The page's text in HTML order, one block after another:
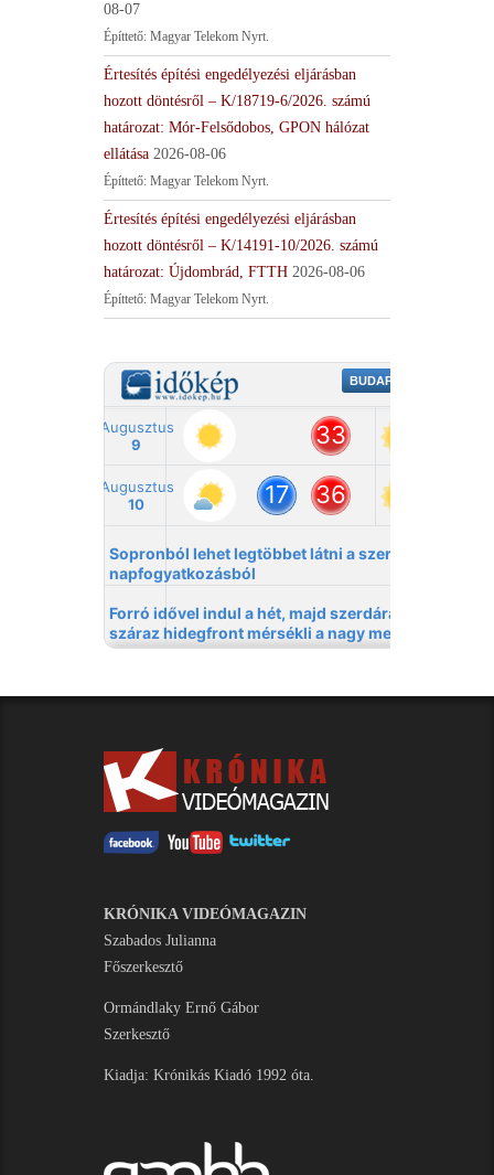
08-07
Építtető: Magyar Telekom Nyrt.
Értesítés építési engedélyezési eljárásban
hozott döntésről – K/18719-6/2026. számú
határozat: Mór-Felsődobos, GPON hálózat
ellátása 2026-08-06
Építtető: Magyar Telekom Nyrt.
Értesítés építési engedélyezési eljárásban
hozott döntésről – K/14191-10/2026. számú
határozat: Újdombrád, FTTH 2026-08-06
Építtető: Magyar Telekom Nyrt.
KRÓNIKA VIDEÓMAGAZIN
Szabados Julianna
Főszerkesztő
Ormándlaky Ernő Gábor
Szerkesztő
Kiadja: Krónikás Kiadó 1992 óta.